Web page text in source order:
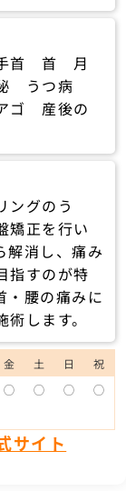
金 土 日
祝
◯ ◯ ◯
◯
ングのう
矯正を行い
解消し、痛み
指すのが特
・腰の痛みに
します。
首 首 月
うつ病
ゴ 産後の
サイト